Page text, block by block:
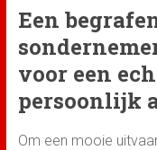
Een
voor een
persoonlijk
Om een mooie